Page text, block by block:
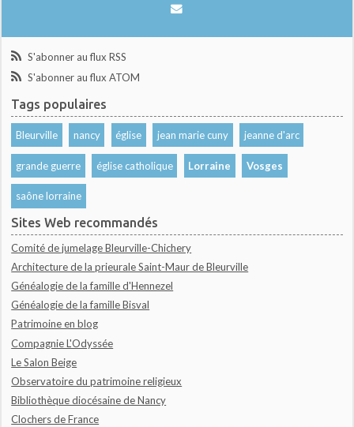
S'abonner au flux RSS
S'abonner au flux ATOM
Tags populaires
Bleurville nancy église jean marie cuny jeanne d'arc
grande guerre église catholique Lorraine Vosges
saône lorraine
Sites Web recommandés
Comité de jumelage Bleurville-Chichery
Architecture de la prieurale Saint-Maur de Bleurville
Généalogie de la famille d'Hennezel
Généalogie de la famille Bisval
Patrimoine en blog
Compagnie L'Odyssée
Le Salon Beige
Observatoire du patrimoine religieux
Bibliothèque diocésaine de Nancy
Clochers de France